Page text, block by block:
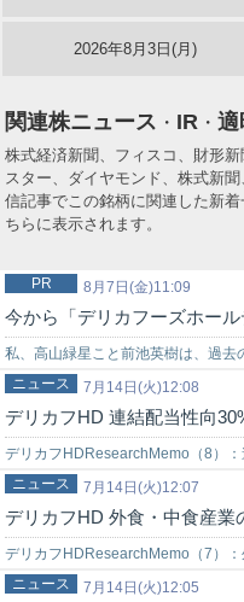
2026年8月3日(月)
関連株ニュース ・ IR ・ 適
株式経済新聞、フィスコ、財形
スター、ダイヤモンド、株式新
信記事でこの銘柄に関連した新
ちらに表示されます。
8月7日(金)11:09
PR
今から「デリカフーズホー
私、高山緑星こと前池英樹は、過
時のNYダウ暴落チャート…
7月14日(火)12:08
ニュース
デリカフHD 連結配当性向
デリカフHDResearchMemo（8）
施、株主優待制度も継続■株主還元
7月14日(火)12:07
ニュース
デリカフHD 外食・中食産
デリカフHDResearchMemo（7）
1,000億円を目指す（2）■デリカフ
7月14日(火)12:05
ニュース